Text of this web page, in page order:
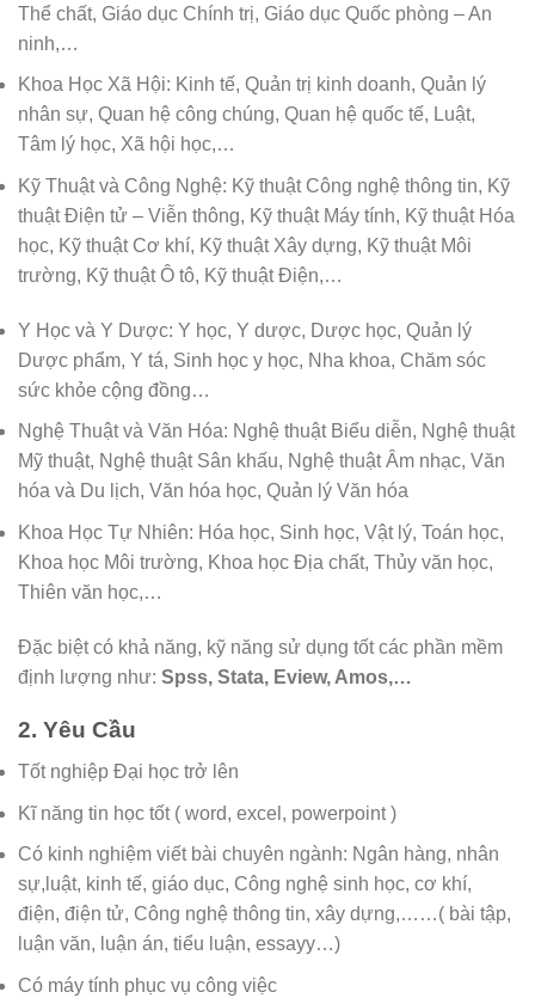
Thể chất, Giáo dục Chính trị, Giáo dục Quốc phòng – An
ninh,…
Khoa Học Xã Hội: Kinh tế, Quản trị kinh doanh, Quản lý
nhân sự, Quan hệ công chúng, Quan hệ quốc tế, Luật,
Tâm lý học, Xã hội học,…
Kỹ Thuật và Công Nghệ: Kỹ thuật Công nghệ thông tin, Kỹ
thuật Điện tử – Viễn thông, Kỹ thuật Máy tính, Kỹ thuật Hóa
học, Kỹ thuật Cơ khí, Kỹ thuật Xây dựng, Kỹ thuật Môi
trường, Kỹ thuật Ô tô, Kỹ thuật Điện,…
Y Học và Y Dược: Y học, Y dược, Dược học, Quản lý
Dược phẩm, Y tá, Sinh học y học, Nha khoa, Chăm sóc
sức khỏe cộng đồng…
Nghệ Thuật và Văn Hóa: Nghệ thuật Biểu diễn, Nghệ thuật
Mỹ thuật, Nghệ thuật Sân khấu, Nghệ thuật Âm nhạc, Văn
hóa và Du lịch, Văn hóa học, Quản lý Văn hóa
Khoa Học Tự Nhiên: Hóa học, Sinh học, Vật lý, Toán học,
Khoa học Môi trường, Khoa học Địa chất, Thủy văn học,
Thiên văn học,…
Đặc biệt có khả năng, kỹ năng sử dụng tốt các phần mềm
định lượng như: Spss, Stata, Eview, Amos,…
2. Yêu Cầu
Tốt nghiệp Đại học trở lên
Kĩ năng tin học tốt ( word, excel, powerpoint )
Có kinh nghiệm viết bài chuyên ngành: Ngân hàng, nhân
sự,luật, kinh tế, giáo dục, Công nghệ sinh học, cơ khí,
điện, điện tử, Công nghệ thông tin, xây dựng,……( bài tập,
luận văn, luận án, tiểu luận, essayy…)
Có máy tính phục vụ công việc